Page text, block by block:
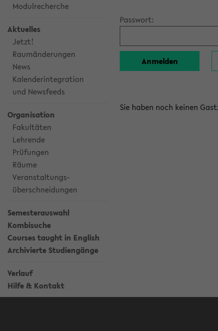
Modulrecherche
Aktuelles
Jetzt!
Raumänderungen
News
Kalenderintegration
und Newsfeeds
Organisation
Fakultäten
Lehrende
Prüfungen
Räume
Veranstaltungs-
überschneidungen
Semesterauswahl
Kombisuche
Courses taught in English
Archivierte Studiengänge
Verlauf
Hilfe & Kontakt
Passwort:
Sie haben noch keinen